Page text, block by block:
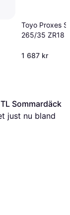
Toyo Proxes
265/35 ZR18
1 687 kr
Sommardäck